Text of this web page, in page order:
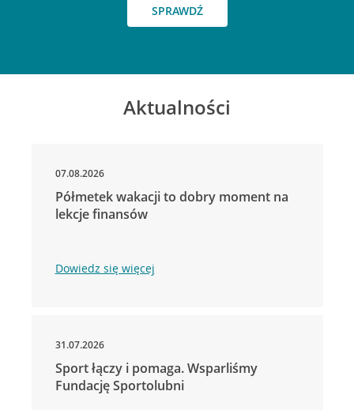
SPRAWDŹ
Aktualności
07.08.2026
Półmetek wakacji to dobry moment na
lekcje finansów
Dowiedz się więcej
31.07.2026
Sport łączy i pomaga. Wsparliśmy
Fundację Sportolubni